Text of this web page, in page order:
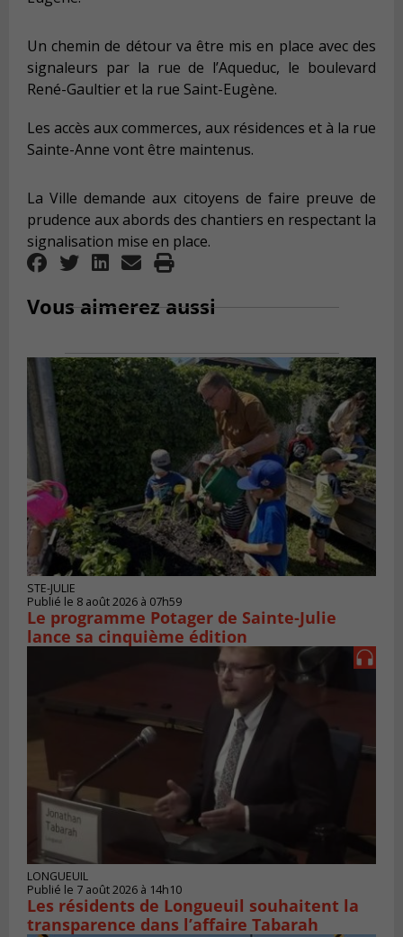
Un chemin de détour va être mis en place avec des
signaleurs par la rue de l’Aqueduc, le boulevard
René-Gaultier et la rue Saint-Eugène.
Les accès aux commerces, aux résidences et à la rue
Sainte-Anne vont être maintenus.
La Ville demande aux citoyens de faire preuve de
prudence aux abords des chantiers en respectant la
signalisation mise en place.
Vous aimerez aussi
STE-JULIE
Publié le 8 août 2026 à 07h59
Le programme Potager de Sainte-Julie
lance sa cinquième édition
LONGUEUIL
Publié le 7 août 2026 à 14h10
Les résidents de Longueuil souhaitent la
transparence dans l’affaire Tabarah